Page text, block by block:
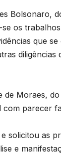
Bolsonaro,
os
que
diligências
Moraes,
com parecer
solicitou as
e